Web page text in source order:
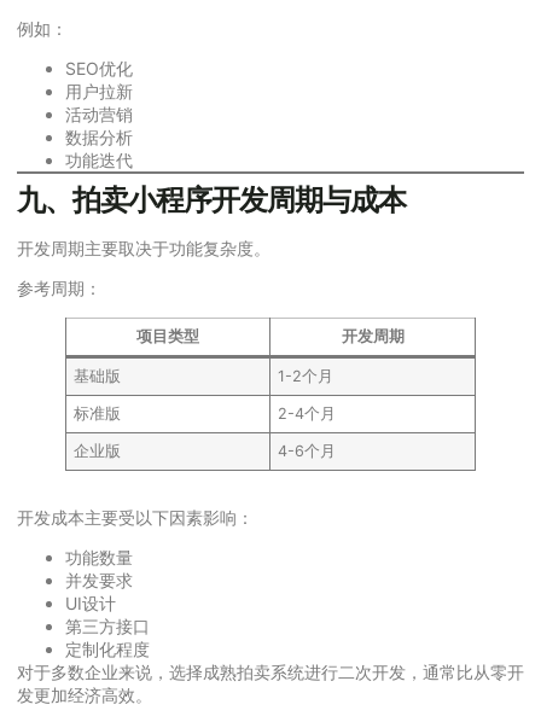
例如：
SEO优化
用户拉新
活动营销
数据分析
功能迭代
九、拍卖小程序开发周期与成本
开发周期主要取决于功能复杂度。
参考周期：
项目类型 开发周期
基础版 1-2个月
标准版 2-4个月
企业版 4-6个月
开发成本主要受以下因素影响：
功能数量
并发要求
UI设计
第三方接口
定制化程度
对于多数企业来说，选择成熟拍卖系统进行二次开发，通常比从零开
发更加经济高效。